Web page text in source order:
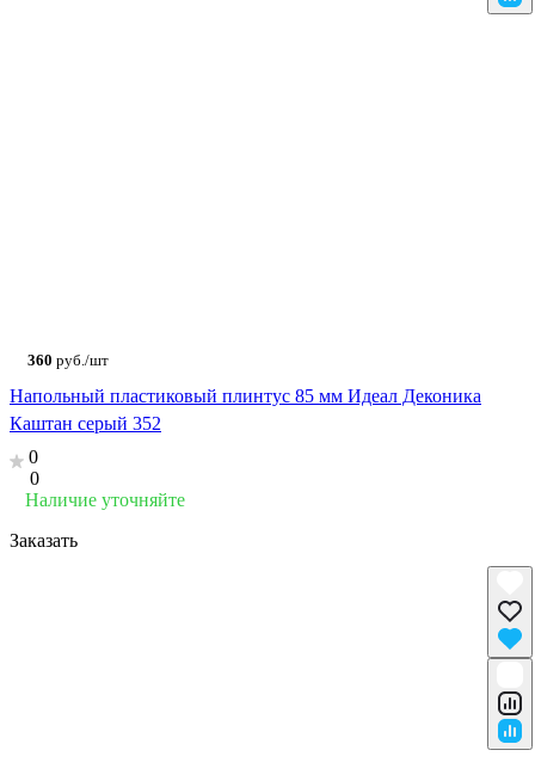
360 руб./шт
Напольный пластиковый плинтус 85 мм Идеал Деконика
Каштан серый 352
0
0
Наличие уточняйте
Заказать